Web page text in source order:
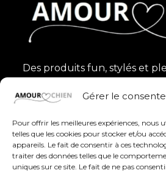
Gérer le
Pour offrir les meilleures expériences, nous
telles que les cookies pour stocker et/ou
appareils. Le fait de consentir à ces
traiter des données telles que le
uniques sur ce site. Le fait de ne pas
Des produits fun, stylés et
quotidien